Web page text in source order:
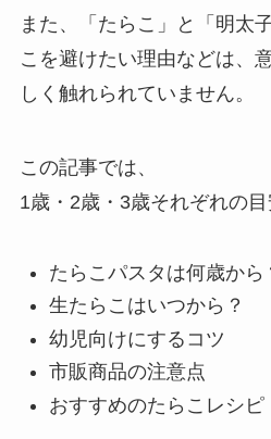
また、「たらこ」と「明太
こを避けたい理由などは、
しく触れられていません。
この記事では、
1歳・2歳・3歳それぞれの目
たらこパスタは何歳から
生たらこはいつから？
幼児向けにするコツ
市販商品の注意点
おすすめのたらこレシピ